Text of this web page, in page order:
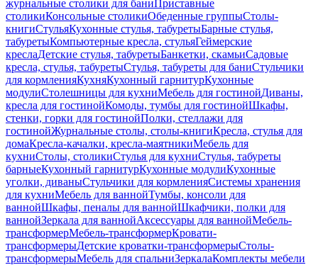
журнальные столики для баниПриставные
столикиКонсольные столикиОбеденные группыСтолы-
книгиСтульяКухонные стулья, табуретыБарные стулья,
табуретыКомпьютерные кресла, стульяГеймерские
креслаДетские стулья, табуретыБанкетки, скамьиСадовые
кресла, стулья, табуретыСтулья, табуреты для баниСтульчики
для кормленияКухняКухонный гарнитурКухонные
модулиСтолешницы для кухниМебель для гостинойДиваны,
кресла для гостинойКомоды, тумбы для гостинойШкафы,
стенки, горки для гостинойПолки, стеллажи для
гостинойЖурнальные столы, столы-книгиКресла, стулья для
домаКресла-качалки, кресла-маятникиМебель для
кухниСтолы, столикиСтулья для кухниСтулья, табуреты
барныеКухонный гарнитурКухонные модулиКухонные
уголки, диваныСтульчики для кормленияСистемы хранения
для кухниМебель для ваннойТумбы, консоли для
ваннойШкафы, пеналы для ваннойШкафчики, полки для
ваннойЗеркала для ваннойАксессуары для ваннойМебель-
трансформерМебель-трансформерКровати-
трансформерыДетские кроватки-трансформерыСтолы-
трансформерыМебель для спальниЗеркалаКомплекты мебели